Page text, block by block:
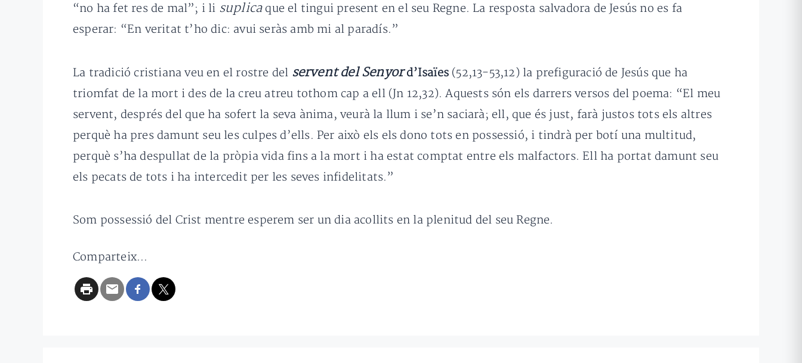
“no ha fet res de mal”; i li suplicaque el tingui present en el seu Regne. La resposta salvadora de Jesús no es fa
esperar: “En veritat t’ho dic: avui seràs amb mi al paradís.”
La tradició cristiana veu en el rostre del servent del Senyord’Isaïes (52,13-53,12) la prefiguració de Jesús que ha
triomfat de la mort i des de la creu atreu tothom cap a ell (Jn 12,32). Aquests són els darrers versos del poema: “El meu
servent, després del que ha sofert la seva ànima, veurà la llum i se’n saciarà; ell, que és just, farà justos tots els altres
perquè ha pres damunt seu les culpes d’ells. Per això els els dono tots en possessió, i tindrà per botí una multitud,
perquè s’ha despullat de la pròpia vida fins a la mort i ha estat comptat entre els malfactors. Ell ha portat damunt seu
els pecats de tots i ha intercedit per les seves infidelitats.”
Som possessió del Crist mentre esperem ser un dia acollits en la plenitud del seu Regne.
Comparteix...